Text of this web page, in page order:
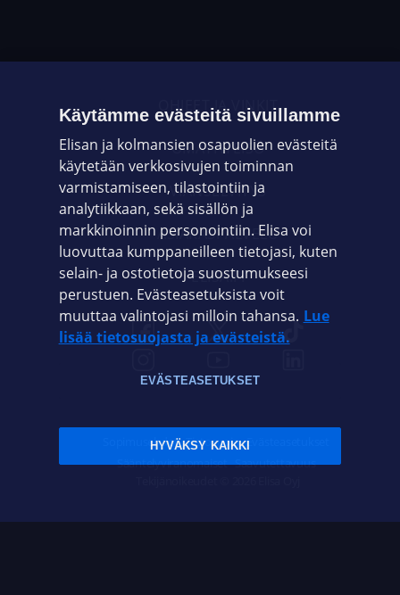
OHJEET JA VINKIT
OMAYHTEISÖ
VIANSELVITYS
ASIAKASPALVELU
ELISA.FI
Sopimusehdot Tietosuoja Evästeasetukset
Sääntelyviranomaiset Saavutettavuus
Käytämme evästeitä sivuillamme
Elisan ja kolmansien osapuolien evästeitä
käytetään verkkosivujen toiminnan
varmistamiseen, tilastointiin ja
analytiikkaan, sekä sisällön ja
markkinoinnin personointiin. Elisa voi
luovuttaa kumppaneilleen tietojasi, kuten
selain- ja ostotietoja suostumukseesi
perustuen. Evästeasetuksista voit
muuttaa valintojasi milloin tahansa. Lue
lisää tietosuojasta ja evästeistä.
EVÄSTEASETUKSET
HYVÄKSY KAIKKI